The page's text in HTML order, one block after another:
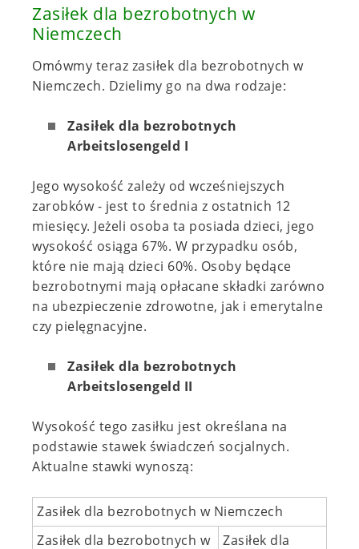
Zasiłek dla bezrobotnych w
Niemczech
Omówmy teraz zasiłek dla bezrobotnych w
Niemczech. Dzielimy go na dwa rodzaje:
Zasiłek dla bezrobotnych
Arbeitslosengeld I
Jego wysokość zależy od wcześniejszych
zarobków - jest to średnia z ostatnich 12
miesięcy. Jeżeli osoba ta posiada dzieci, jego
wysokość osiąga 67%. W przypadku osób,
które nie mają dzieci 60%. Osoby będące
bezrobotnymi mają opłacane składki zarówno
na ubezpieczenie zdrowotne, jak i emerytalne
czy pielęgnacyjne.
Zasiłek dla bezrobotnych
Arbeitslosengeld II
Wysokość tego zasiłku jest określana na
podstawie stawek świadczeń socjalnych.
Aktualne stawki wynoszą:
Zasiłek dla bezrobotnych w Niemczech
Zasiłek dla bezrobotnych w
Zasiłek dla